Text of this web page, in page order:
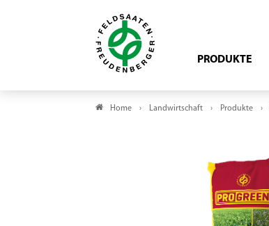
PRODUKTE
Home Landwirtschaft Produkte